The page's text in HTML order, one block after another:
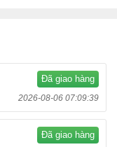
Đã giao hàng
2026-08-06 07:09:39
Đã giao hàng